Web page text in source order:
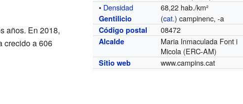
• Densidad 68,22 hab./km²
Gentilicio (cat.) campinenc, -a
Código postal 08472
Alcalde
Maria Inmaculada Font i
Micola (ERC-AM)
Sitio web www.campins.cat
años. En 2018,
crecido a 606